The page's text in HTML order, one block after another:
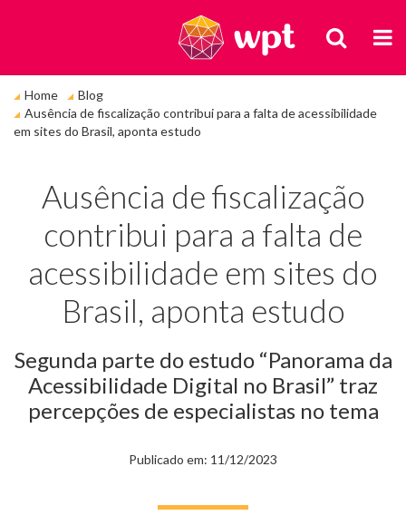
BUSCA
está
em:
Home
Blog
Ausência de fiscalização contribui para a falta de acessibilidade
em sites do Brasil, aponta estudo
Ausência de fiscalização
contribui para a falta de
acessibilidade em sites do
Brasil, aponta estudo
Segunda parte do estudo “Panorama da
Acessibilidade Digital no Brasil” traz
percepções de especialistas no tema
Publicado em: 11/12/2023